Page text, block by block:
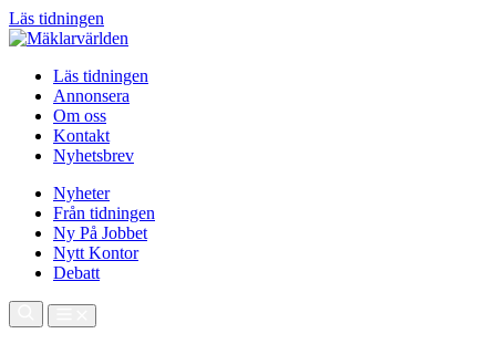
Läs tidningen
Läs tidningen
Annonsera
Om oss
Kontakt
Nyhetsbrev
Nyheter
Från tidningen
Ny På Jobbet
Nytt Kontor
Debatt